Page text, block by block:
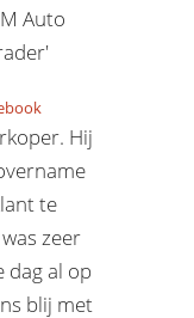
Auto
Hij
te
zeer
dag al op
blij met